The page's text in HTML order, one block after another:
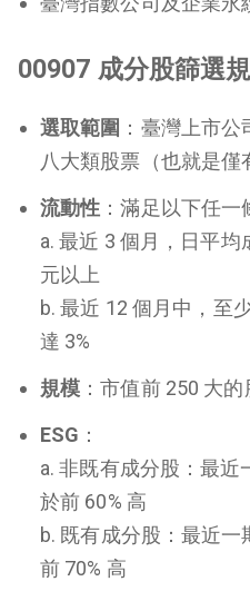
00907 成分股篩選
選取範圍 ：臺灣上市
八大類股票（也就是僅
流動性 ：滿足以下任一
a. 最近 3 個月，日平
元以上
b. 最近 12 個月中，至
達 3%
規模 ：市值前 250 大
ESG ：
a. 非既有成分股：最近
於前 60% 高
b. 既有成分股：最近一
前 70% 高